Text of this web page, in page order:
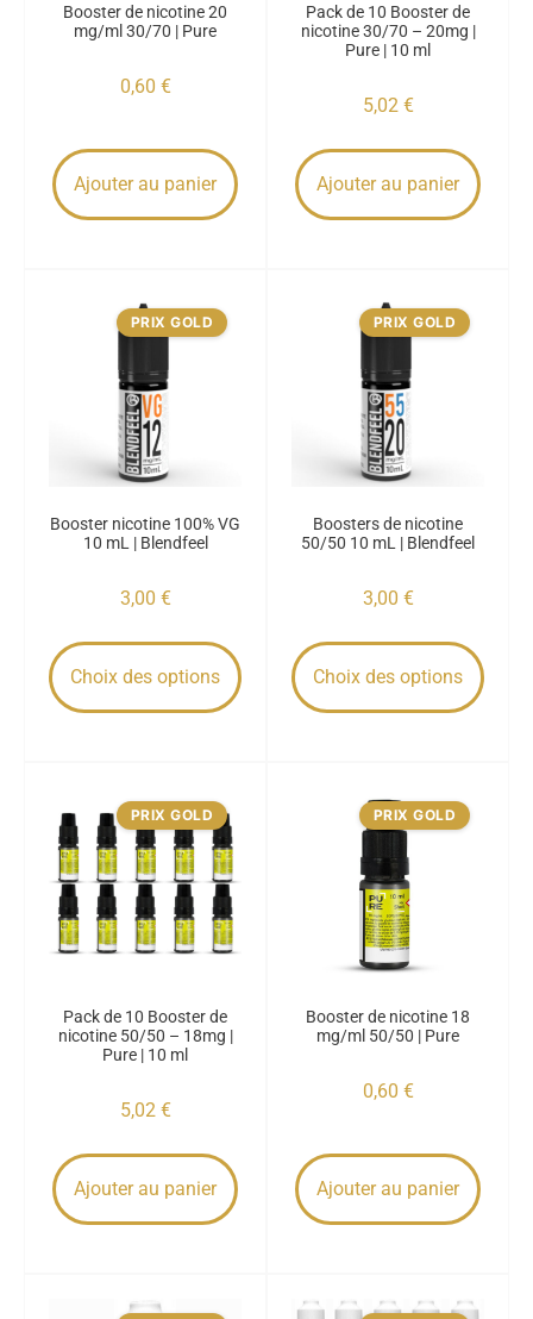
Booster de nicotine 20
mg/ml 30/70 | Pure
0,60 €
Ajouter au panier
Pack de 10 Booster de
nicotine 30/70 – 20mg |
Pure | 10 ml
5,02 €
Ajouter au panier
PRIX GOLD
Booster nicotine 100% VG
10 mL | Blendfeel
3,00 €
Choix des options
PRIX GOLD
Boosters de nicotine
50/50 10 mL | Blendfeel
3,00 €
Choix des options
PRIX GOLD
Pack de 10 Booster de
nicotine 50/50 – 18mg |
Pure | 10 ml
5,02 €
Ajouter au panier
PRIX GOLD
Booster de nicotine 18
mg/ml 50/50 | Pure
0,60 €
Ajouter au panier